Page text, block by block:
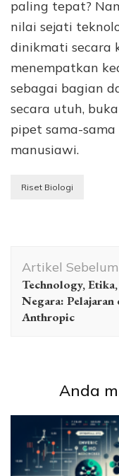
paling tepat?
nilai sejati
dinikmati secara
menempatkan
sebagai bagian
secara utuh,
pipet sama-
manusiawi.
Riset Biologi
Artikel
Artikel
Technology,
Negara: Pelajaran
Anthropic
Anda